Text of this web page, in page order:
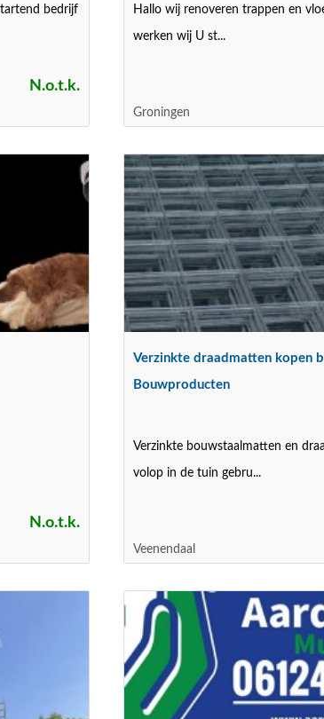
bedrijf
N.o.t.k.
Hallo wij renoveren trappen en
werken wij U st...
Groningen
N.o.t.k.
Verzinkte draadmatten kopen
Bouwproducten
Verzinkte bouwstaalmatten en
volop in de tuin gebru...
Veenendaal